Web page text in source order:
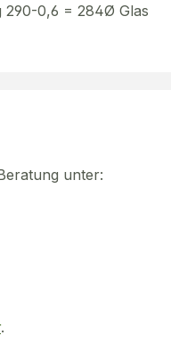
290-0,6 = 284Ø Glas
unter:
.